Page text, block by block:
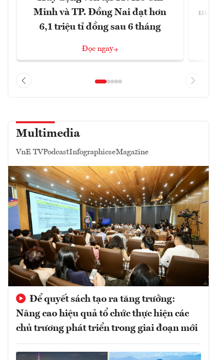
Minh và TP. Đồng Nai đạt hơn
6,1 triệu tỉ đồng sau 6 tháng
Đọc ngay
Multimedia
VnE TVPodcastInfographicseMagazine
Để quyết sách tạo ra tăng trưởng:
Nâng cao hiệu quả tổ chức thực hiện các
chủ trương phát triển trong giai đoạn mới